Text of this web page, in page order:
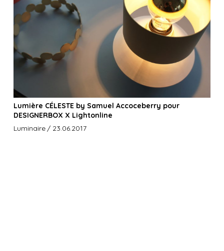
Lumière CÉLESTE by Samuel Accoceberry pour
DESIGNERBOX X Lightonline
Luminaire / 23.06.2017